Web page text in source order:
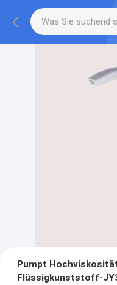
Pumpt
Flüssigkunststoff-